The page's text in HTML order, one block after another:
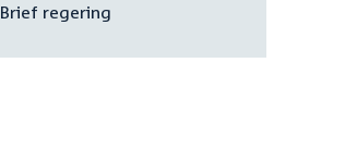
Brief regering